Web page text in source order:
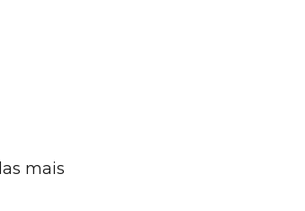
mais